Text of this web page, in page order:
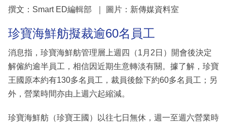
撰文：Smart ED編輯部 ｜ 圖片：新傳媒資料室
珍寶海鮮舫擬裁逾60名員工
消息指，珍寶海鮮舫管理層上週四（1月2日）開會後決定
解僱約逾半員工，相信因近期生意轉淡有關。據了解，珍寶
王國原本約有130多名員工，裁員後餘下約60多名員工；另
外，營業時間亦由上週六起縮減。
珍寶海鮮舫（珍寶王國）以往七日無休，週一至週六營業時